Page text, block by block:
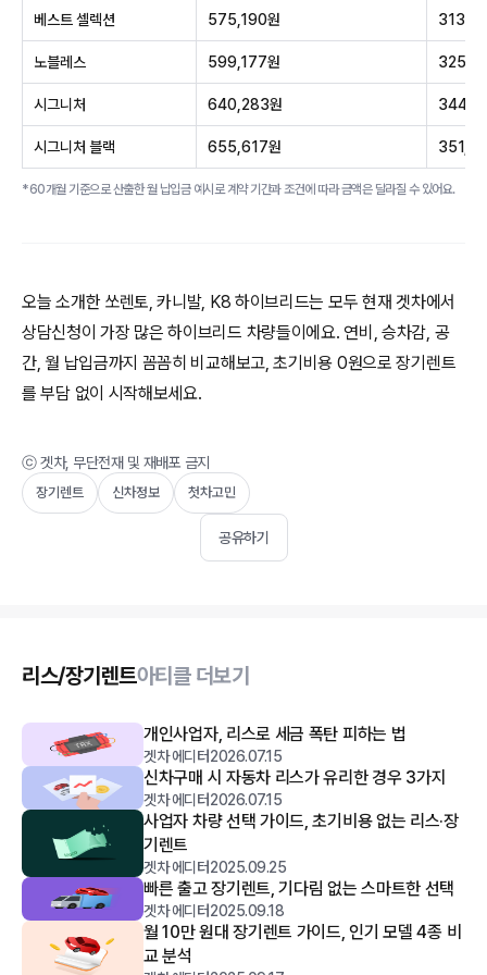
베스트 셀렉션 575,190원
노블레스 599,177원
시그니처 640,283원
시그니처 블랙 655,617원
*60개월 기준으로 산출한 월 납입금 예시로 계약 기간과 조건에 따라 금액은 달라질 수 있어요.
오늘 소개한 쏘렌토, 카니발, K8 하이브리드는 모두 현재 겟차에서
상담신청이 가장 많은 하이브리드 차량들이에요. 연비, 승차감, 공
간, 월 납입금까지 꼼꼼히 비교해보고, 초기비용 0원으로 장기렌트
를 부담 없이 시작해보세요.
ⓒ 겟차, 무단전재 및 재배포 금지
장기렌트 신차정보 첫차고민
공유하기
리스/장기렌트아티클 더보기
개인사업자, 리스로 세금 폭탄 피하는 법
겟차 에디터2026.07.15
신차구매 시 자동차 리스가 유리한 경우 3가지
겟차 에디터2026.07.15
사업자 차량 선택 가이드, 초기비용 없는 리스·장
기렌트
겟차 에디터2025.09.25
빠른 출고 장기렌트, 기다림 없는 스마트한 선택
겟차 에디터2025.09.18
월 10만 원대 장기렌트 가이드, 인기 모델 4종 비
교 분석